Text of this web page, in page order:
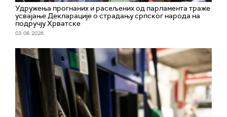
Удружења прогнаних и расељених од парламента траже
усвајање Декларације о страдању српског народа на
подручју Хрватске
03. 08. 2026.